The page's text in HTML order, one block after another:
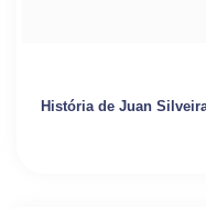
História de Juan